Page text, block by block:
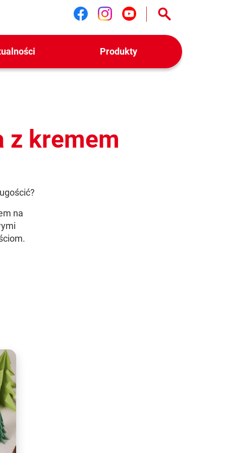
Śledź nas na facebook
Śledź nas na
Śledź nas na
Produkty
z kremem
na